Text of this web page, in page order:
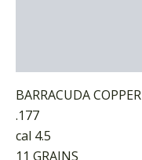
BARRACUDA COPPER
.177
cal 4.5
11 GRAINS